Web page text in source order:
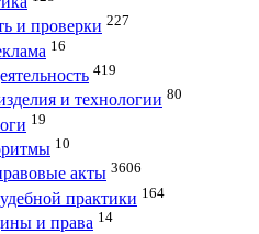
и проверки 227
16
419
и технологии 80
19
10
акты 3606
практики 164
и права 14